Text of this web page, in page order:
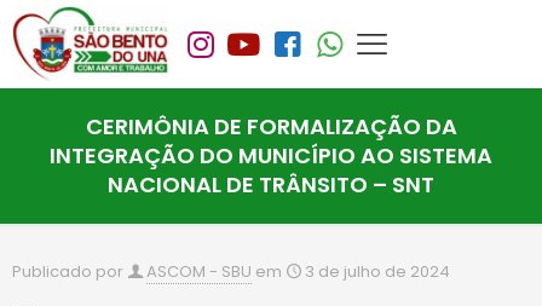
CERIMÔNIA DE FORMALIZAÇÃO DA
INTEGRAÇÃO DO MUNICÍPIO AO SISTEMA
NACIONAL DE TRÂNSITO – SNT
Publicado por ASCOM - SBU em 3 de julho de 2024